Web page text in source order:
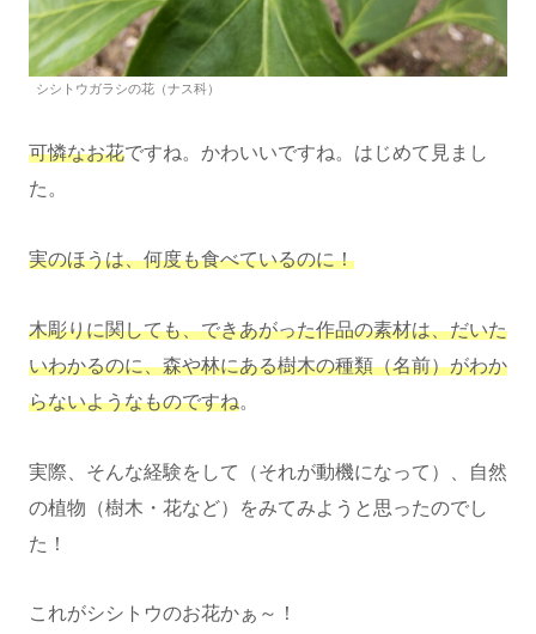
シシトウガラシの花（ナス科）
可憐なお花ですね。かわいいですね。はじめて見まし
た。
実のほうは、何度も食べているのに！
木彫りに関しても、できあがった作品の素材は、だいた
いわかるのに、森や林にある樹木の種類（名前）がわか
らないようなものですね。
実際、そんな経験をして（それが動機になって）、自然
の植物（樹木・花など）をみてみようと思ったのでし
た！
これがシシトウのお花かぁ～！